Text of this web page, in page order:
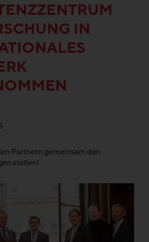
IN
Partnern gemeinsam den
stellen!